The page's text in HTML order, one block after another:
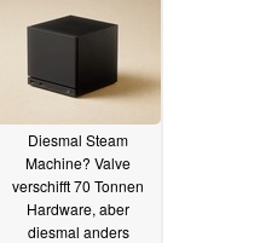
Diesmal Steam
Machine? Valve
verschifft 70 Tonnen
Hardware, aber
diesmal anders